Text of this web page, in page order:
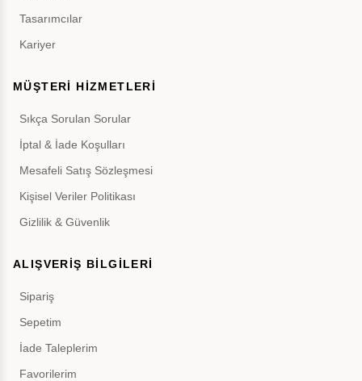
Tasarımcılar
Kariyer
MÜŞTERİ HİZMETLERİ
Sıkça Sorulan Sorular
İptal & İade Koşulları
Mesafeli Satış Sözleşmesi
Kişisel Veriler Politikası
Gizlilik & Güvenlik
ALIŞVERİŞ BİLGİLERİ
Sipariş
Sepetim
İade Taleplerim
Favorilerim